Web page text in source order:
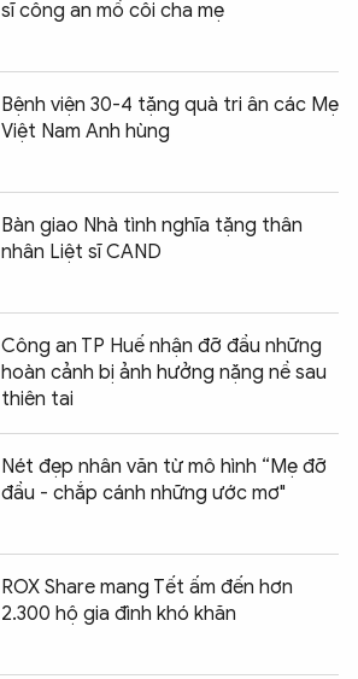
sĩ công an mồ côi cha mẹ
Bệnh viện 30-4 tặng quà tri ân các Mẹ
Việt Nam Anh hùng
Bàn giao Nhà tình nghĩa tặng thân
nhân Liệt sĩ CAND
Công an TP Huế nhận đỡ đầu những
hoàn cảnh bị ảnh hưởng nặng nề sau
thiên tai
Nét đẹp nhân văn từ mô hình “Mẹ đỡ
đầu - chắp cánh những ước mơ"
ROX Share mang Tết ấm đến hơn
2.300 hộ gia đình khó khăn